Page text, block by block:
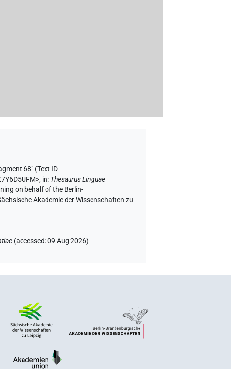
68" (Text ID
, in: Thesaurus Linguae
on behalf of the Berlin-
Akademie der Wissenschaften zu
(accessed:09 Aug 2026)